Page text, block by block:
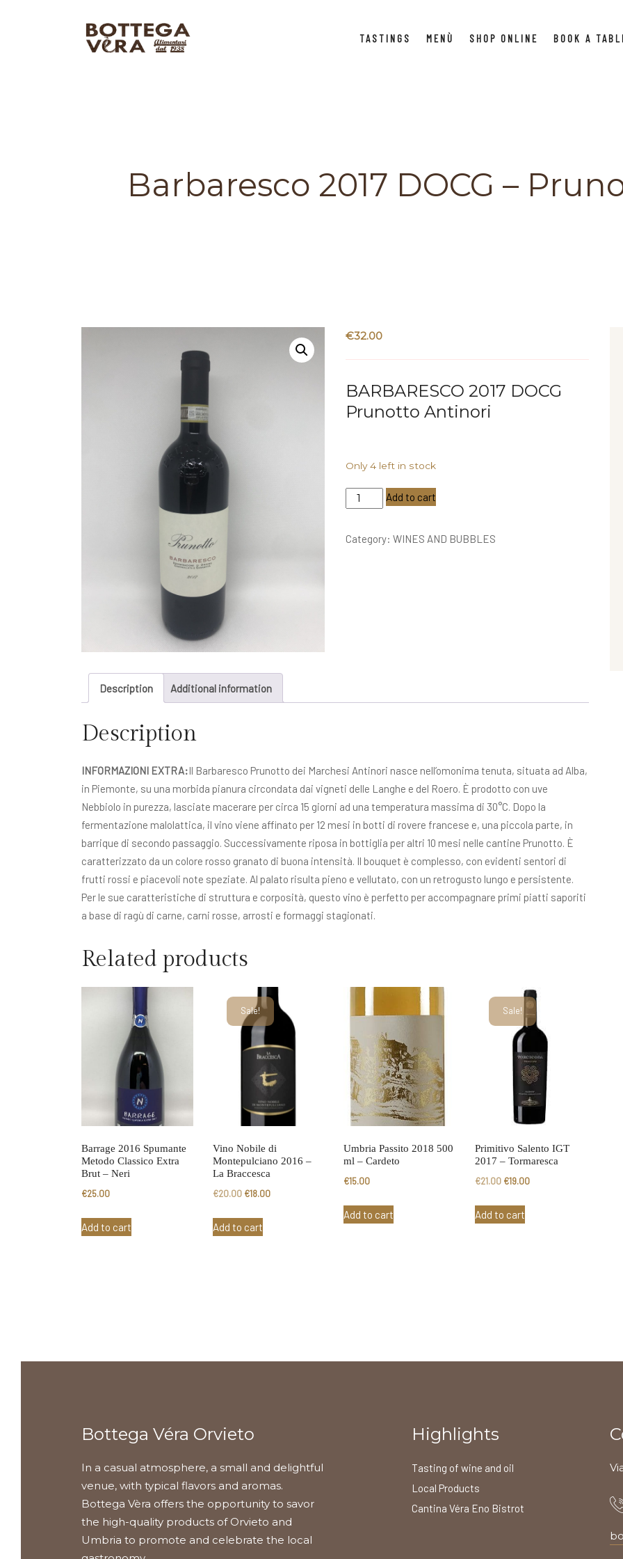
TASTINGS MENÙ SHOP ONLINE BOOK A
Barbaresco 2017 DOCG –
€32.00
BARBARESCO 2017 DOCG
Prunotto Antinori
Only 4 left in stock
Barbaresco
DOCG
Add to cart
Category: WINES AND BUBBLES
Description Additional information
Description
INFORMAZIONI EXTRA:Il Barbaresco Prunotto dei Marchesi Antinori nasce nell’omonima tenuta, situata ad Alba,
in Piemonte, su una morbida pianura circondata dai vigneti delle Langhe e del Roero. È prodotto con uve
Nebbiolo in purezza, lasciate macerare per circa 15 giorni ad una temperatura massima di 30°C. Dopo la
fermentazione malolattica, il vino viene affinato per 12 mesi in botti di rovere francese e, una piccola parte, in
barrique di secondo passaggio. Successivamente riposa in bottiglia per altri 10 mesi nelle cantine Prunotto. È
caratterizzato da un colore rosso granato di buona intensità. Il bouquet è complesso, con evidenti sentori di
frutti rossi e piacevoli note speziate. Al palato risulta pieno e vellutato, con un retrogusto lungo e persistente.
Per le sue caratteristiche di struttura e corposità, questo vino è perfetto per accompagnare primi piatti saporiti
a base di ragù di carne, carni rosse, arrosti e formaggi stagionati.
Related products
Barrage 2016 Spumante
Metodo Classico Extra
Brut – Neri
€25.00
Add to cart
Sale!
Vino Nobile di
Montepulciano 2016 –
La Braccesca
€20.00 Original
was:
€18.00Current
Add to cart
Umbria Passito 2018 500
ml – Cardeto
€15.00
Add to cart
Sale!
Primitivo Salento IGT
2017 – Tormaresca
€21.00 Original
was:
€19.00Current
Add to cart
Bottega Véra Orvieto
In a casual atmosphere, a small and delightful
venue, with typical flavors and aromas.
Bottega Vèra offers the opportunity to savor
the high-quality products of Orvieto and
Umbria to promote and celebrate the local
Highlights
Tasting of wine and oil
Local Products
Cantina Véra Eno Bistrot